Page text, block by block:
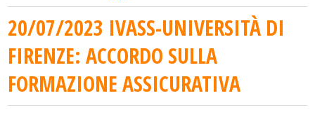
20/07/2023 IVASS-UNIVERSITÀ DI
FIRENZE: ACCORDO SULLA
FORMAZIONE ASSICURATIVA